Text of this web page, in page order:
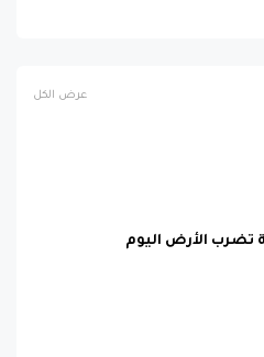
عرض الكل
الأرض اليوم